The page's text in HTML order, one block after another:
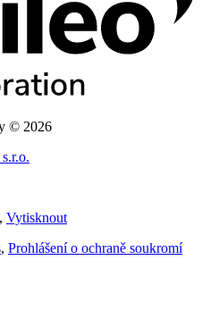
© 2026
, Vytisknout
, Prohlášení o ochraně soukromí